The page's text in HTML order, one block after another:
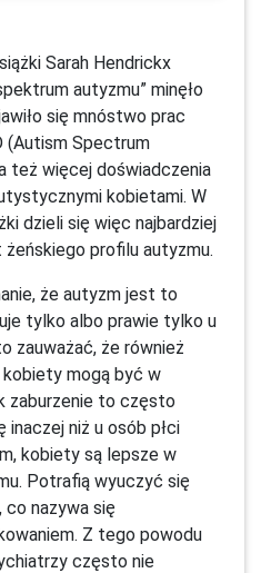
Sarah Hendrickx
autyzmu” minęło
się mnóstwo prac
(Autism Spectrum
też więcej doświadczenia
kobietami. W
dzieli się więc najbardziej
profilu autyzmu.
że autyzm jest to
tylko albo prawie tylko u
zauważać, że również
kobiety mogą być w
zaburzenie to często
inaczej niż u osób płci
kobiety są lepsze w
Potrafią wyuczyć się
co nazywa się
Z tego powodu
często nie